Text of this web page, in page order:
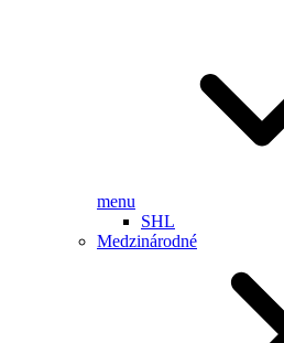
menu
SHL
Medzinárodné